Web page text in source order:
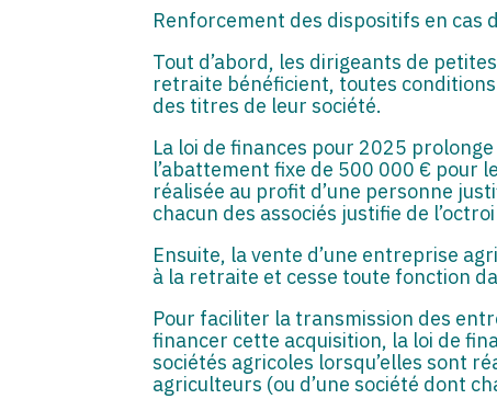
Renforcement des dispositifs en cas
Tout d’abord, les dirigeants de
retraite bénéficient, toutes conditions
des titres de leur société.
La loi de finances pour 2025
l’abattement fixe de 500 000 € pour
réalisée au profit d’une personne
chacun des associés justifie de
Ensuite, la vente d’une entreprise
à la retraite et cesse toute fonction
Pour faciliter la transmission des
financer cette acquisition, la loi de
sociétés agricoles lorsqu’elles sont
agriculteurs (ou d’une société dont